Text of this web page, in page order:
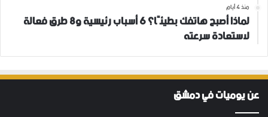
منذ 4 أيام
لماذا أصبح هاتفك بطيئًا؟ 6 أسباب رئيسية و8 طرق فعالة
لاستعادة سرعته
عن يوميات في دمشق